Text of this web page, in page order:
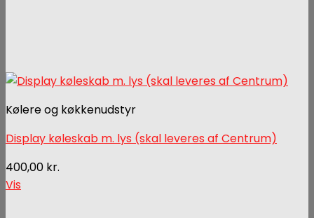
Kølere og køkkenudstyr
Display køleskab m. lys (skal leveres af Centrum)
400,00 kr.
Vis